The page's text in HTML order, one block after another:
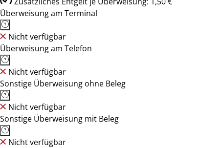
Überweisung am Terminal
Nicht verfügbar
Überweisung am Telefon
Nicht verfügbar
Sonstige Überweisung ohne Beleg
Nicht verfügbar
Sonstige Überweisung mit Beleg
Nicht verfügbar